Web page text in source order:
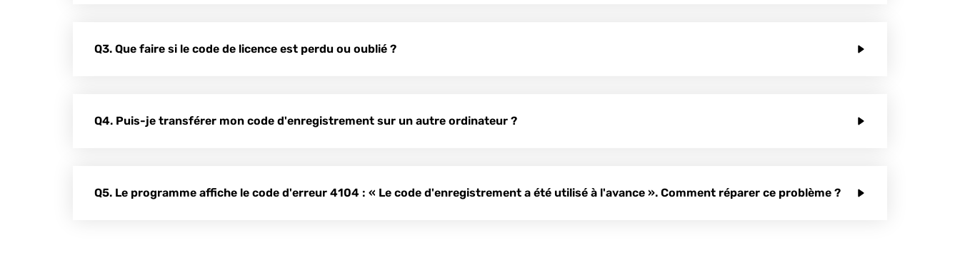
Q3. Que faire si le code de licence est perdu ou oublié ?
Q4. Puis-je transférer mon code d'enregistrement sur un autre ordinateur ?
Q5. Le programme affiche le code d'erreur 4104 : « Le code d'enregistrement a été utilisé à l'avance ». Comment réparer ce problème ?